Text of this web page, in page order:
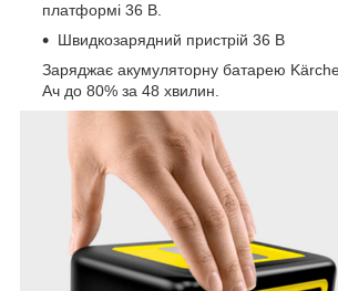
платформі 36 В.
Швидкозарядний пристрій 36 В
Заряджає акумуляторну батарею
Ач до 80% за 48 хвилин.